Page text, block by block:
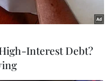
Interest Debt?